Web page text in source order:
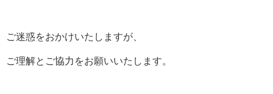
ご迷惑をおかけいたしますが、
ご理解とご協力をお願いいたします。